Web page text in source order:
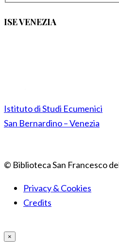
ISE VENEZIA
Istituto di Studi Ecumenici
San Bernardino – Venezia
© Biblioteca San Francesco
Privacy & Cookies
Credits
×